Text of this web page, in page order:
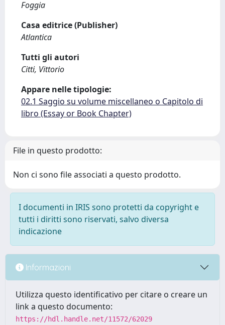
Foggia
Casa editrice (Publisher)
Atlantica
Tutti gli autori
Citti, Vittorio
Appare nelle tipologie:
02.1 Saggio su volume miscellaneo o Capitolo di
libro (Essay or Book Chapter)
File in questo prodotto:
Non ci sono file associati a questo prodotto.
I documenti in IRIS sono protetti da copyright e
tutti i diritti sono riservati, salvo diversa
indicazione
Informazioni
Utilizza questo identificativo per citare o creare un
link a questo documento:
https://hdl.handle.net/11572/62029